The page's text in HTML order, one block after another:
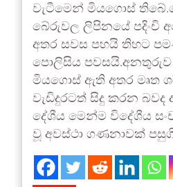
වැටීමෙන් මියගොස්
බේරුවල ලිපිනයේ පදිංචි
අතර සවස පහයි තිහට
පොලිසිය පවසයි.අනතුරුව
මියගොස් ඇති අතර මෘත
වැඩිදුරටත් සිදු කරන බවද
දේශීය මෙන්ම විදේශීය
වූ අවස්ථා ගණනාවක්